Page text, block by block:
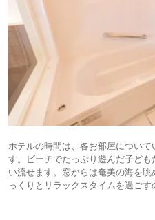
ホテルの時間は、各お部屋につい
す。ビーチでたっぷり遊んだ子ど
い流せます。窓からは奄美の海を
っくりとリラックスタイムを過ごす